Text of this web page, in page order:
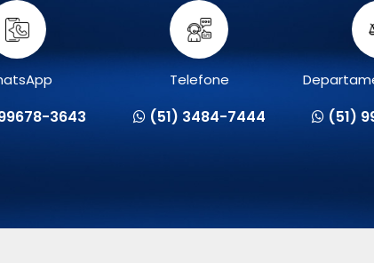
3643
Telefone
(51) 3484-7444 (51)